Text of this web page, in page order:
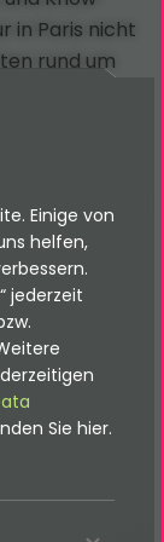
in Paris nicht
rund um
,
in Paris
für
das Loch,
Bereich
Einige von
helfen,
jederzeit
Sie hier.